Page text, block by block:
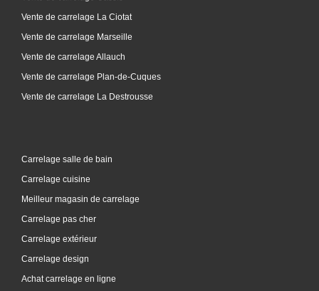
Vente de carrelage La Ciotat
Vente de carrelage Marseille
Vente de carrelage Allauch
Vente de carrelage Plan-de-Cuques
Vente de carrelage La Destrousse
Carrelage salle de bain
Carrelage cuisine
Meilleur magasin de carrelage
Carrelage pas cher
Carrelage extérieur
Carrelage design
Achat carrelage en ligne